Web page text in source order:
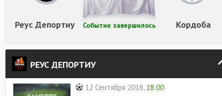
Реус Депортиу Кордоба
Событие завершилось
РЕУС ДЕПОРТИУ
12 Сентября 2018, 18:00